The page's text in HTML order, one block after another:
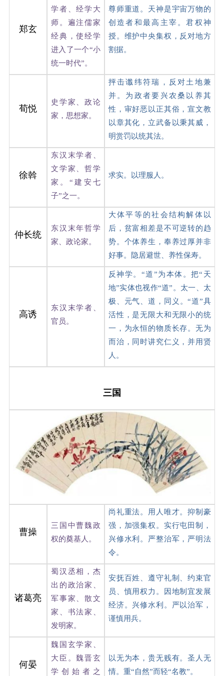
郑玄
学者、经学大
师。遍注儒家
经典，使经学
进入了一个“小
统一时代”。
尊师重道。天神是宇宙万物的
创造者和最高主宰。君权神
授。维护中央集权，反对地方
割据。
荀悦
史学家、政论
家，思想家。
抨击谶纬符瑞，反对土地兼
并。为政者要兴农桑以养其
性，审好恶以正其俗，宣文教
以章其化，立武备以秉其威，
明赏罚以统其法。
徐斡
东汉末学者、
文学家、哲学
家。“建安七
子”之一。
求实。以理服人。
仲长统
东汉末年哲学
家、政论家。
大体平等的社会结构解体以
后，贫富相差是不可逆转的趋
势。个体养生，奉养过厚并非
好事。隐居避世、养性保寿。
高诱
东汉末学者、
官员。
反神学。“道”为本体。把“天
地”实体也视作“道”。太一、太
极、元气、道，同义。“道”具
活性，是无限大和无限小的统
一，为永恒的物质长存。无为
而治，同时讲究仁义，并用贤
人。
三国
曹操
三国中曹魏政
权的奠基人。
尚礼重法。用人唯才。抑制豪
强，加强集权。实行屯田制，
兴修水利。严整治军，严明法
令。
诸葛亮
蜀汉丞相，杰
出的政治家、
军事家、散文
家、书法家、
发明家。
安抚百姓、遵守礼制、约束官
员、慎用权力。因地制宜发展
经济。兴修水利。严以治军，
谨慎用兵。
何晏
魏国玄学家、
大臣。魏晋玄
学创始者之
以无为本，贵无贱有。圣人无
情。重“自然”而轻“名教”。